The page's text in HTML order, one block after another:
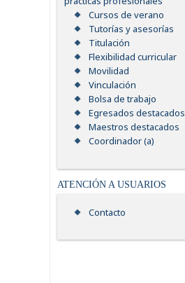
Cursos de verano
Tutorías y asesorías
Titulación
Flexibilidad curricular
Movilidad
Vinculación
Bolsa de trabajo
Egresados destacados
Maestros destacados
Coordinador (a)
ATENCIÓN A USUARIOS
Contacto